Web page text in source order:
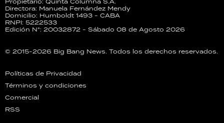
Directora: Manuela Fernández Mendy
Domicilio: Humboldt 1493 - CABA
RNPI: 5222533
Edición N°: 20032872 - Sábado 08 de Agosto 2026
© 2015-2026 Big Bang News. Todos los derechos reservados.
Políticas de Privacidad
Términos y condiciones
Comercial
RSS